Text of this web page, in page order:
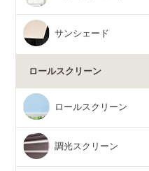
サンシェード
ロールスクリーン
ロールスクリーン
調光スクリーン